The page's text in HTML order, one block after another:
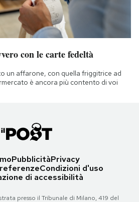
con le carte fedeltà
un affarone, con quella friggitrice ad
è ancora più contento di voi
PubblicitàPrivacy
Condizioni d'uso
di accessibilità
presso il Tribunale di Milano, 419 del